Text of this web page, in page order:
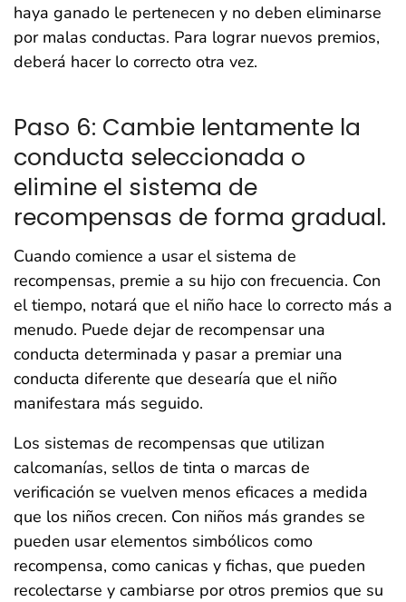
haya ganado le pertenecen y no deben eliminarse
por malas conductas. Para lograr nuevos premios,
deberá hacer lo correcto otra vez.
Paso 6: Cambie lentamente la
conducta seleccionada o
elimine el sistema de
recompensas de forma gradual.
Cuando comience a usar el sistema de
recompensas, premie a su hijo con frecuencia. Con
el tiempo, notará que el niño hace lo correcto más a
menudo. Puede dejar de recompensar una
conducta determinada y pasar a premiar una
conducta diferente que desearía que el niño
manifestara más seguido.
Los sistemas de recompensas que utilizan
calcomanías, sellos de tinta o marcas de
verificación se vuelven menos eficaces a medida
que los niños crecen. Con niños más grandes se
pueden usar elementos simbólicos como
recompensa, como canicas y fichas, que pueden
recolectarse y cambiarse por otros premios que su